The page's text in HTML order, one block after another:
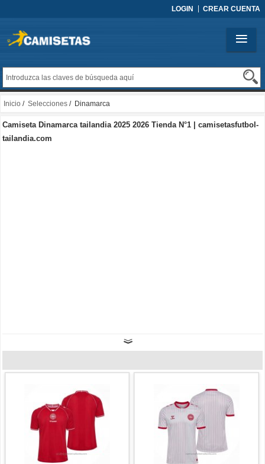
LOGIN CREAR CUENTA
Inicio / Selecciones / Dinamarca
Camiseta Dinamarca tailandia 2025 2026 Tienda N°1 | camisetasfutbol-
tailandia.com